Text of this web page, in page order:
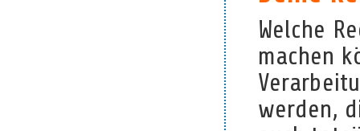
Welche
machen
werden,